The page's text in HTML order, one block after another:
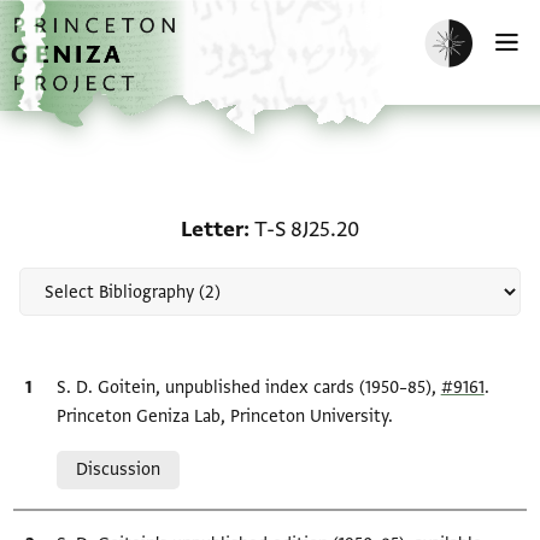
Skip to main content
home
Enable dark
Letter T-S 8J25.20
Bibliographic citation
S. D. Goitein, unpublished index cards (1950–85), #9161.
Princeton Geniza Lab, Princeton University.
Discussion